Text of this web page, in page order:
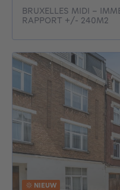
BRUXELLES MIDI -
RAPPORT +/- 240M2
NIEUW